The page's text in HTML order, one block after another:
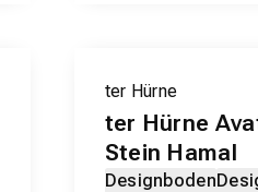
ter Hürne
ter Hürne
Stein Hamal
Designboden